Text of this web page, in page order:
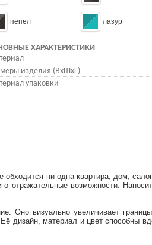
пепел лазур
ХАРАКТЕРИСТИКИ
изделия (ВхШхГ)
упаковки
обходится ни одна квартира, дом,
отражательные возможности.
Оно визуально увеличивает
дизайн, материал и цвет способны